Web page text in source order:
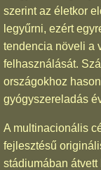
szerint az életkor
legyűrni, ezért
tendencia növeli a
felhasználását.
országokhoz
gyógyszereladás
A multinacionális
fejlesztésű
stádiumában